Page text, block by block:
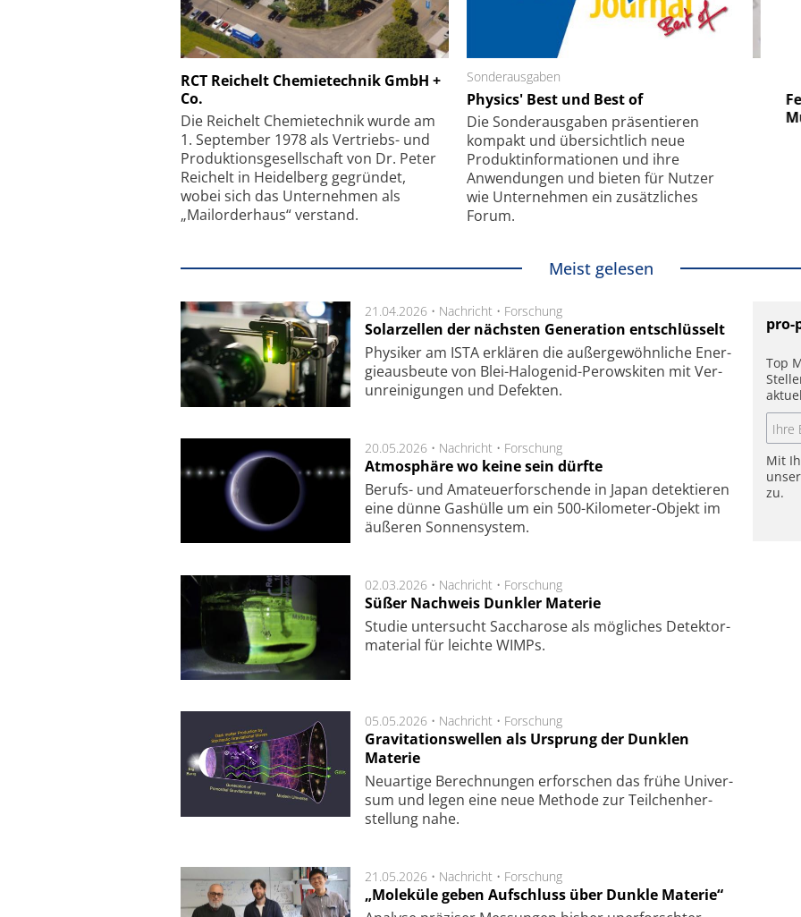
RCT Reichelt Chemietechnik GmbH +
Co.
Die Reichelt Chemietechnik wurde am
1. September 1978 als Vertriebs- und
Produktionsgesellschaft von Dr. Peter
Reichelt in Heidelberg gegründet,
wobei sich das Unternehmen als
„Mailorderhaus“ verstand.
Sonderausgaben
Physics' Best und Best of
Die Sonder­ausgaben präsentieren
kompakt und übersichtlich neue
Produkt­informationen und ihre
Anwendungen und bieten für Nutzer
wie Unternehmen ein zusätzliches
Forum.
Schäfter + Kirchhoff GmbH
Feinfokussierungsmechanismus
Elektronenmikroskopie auf
kleinstem Raum
Meist gelesen
21.04.2026 • Nachricht • Forschung
Solarzellen der nächsten Generation entschlüsselt
Physiker am ISTA er­klä­ren die außer­ge­wöhn­li­che Ener­
gie­aus­beu­te von Blei-Halo­ge­nid-Perows­ki­ten mit Ver­
unrei­ni­gung­en und De­fek­ten.
20.05.2026 • Nachricht • Forschung
Atmosphäre wo keine sein dürfte
Berufs- und Ama­teuer­for­schen­de in Japan de­tek­tie­ren
eine dün­ne Gas­hül­le um ein 500-Kilo­meter-Objekt im
äu­ße­ren Son­nen­sys­tem.
02.03.2026 • Nachricht • Forschung
Süßer Nachweis Dunkler Materie
Studie unter­sucht Saccha­ro­se als mög­li­ches De­tek­tor­
ma­te­rial für leich­te WIMPs.
05.05.2026 • Nachricht • Forschung
Gravitationswellen als Ursprung der Dunklen
Materie
Neu­artige Be­rech­nung­en er­for­schen das frü­he Uni­ver­
sum und legen eine neue Me­tho­de zur Teil­chen­her­
stel­lung nahe.
21.05.2026 • Nachricht • Forschung
„Moleküle geben Aufschluss über Dunkle Materie“
pro-
Top
Mit
zu.